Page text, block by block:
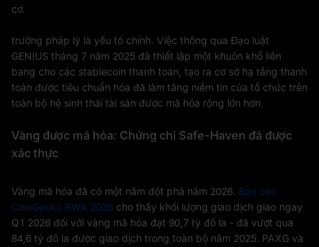
cơ.
trường pháp lý là yếu tố chính. Việc thông qua Đạo luật
GENIUS tháng 7 năm 2025 đã thiết lập một khuôn khổ liên
bang cho các stablecoin thanh toán, tạo ra cơ sở hạ tầng thanh
toán được tiêu chuẩn hóa đã làm tăng niềm tin của tổ chức trên
toàn bộ hệ sinh thái tài sản được mã hóa rộng lớn hơn.
Vàng được mã hóa: Chứng chỉ Safe-Haven đã được
xác thực
Vàng mã hóa đã có một năm đột phá năm 2026. Báo cáo
CoinGecko RWA 2026 cho thấy khối lượng giao dịch giao ngay
Q1 2026 đối với vàng mã hóa đạt 90,7 tỷ đô la - đã vượt qua
84,6 tỷ đô la được giao dịch trong toàn bộ năm 2025. PAXG và